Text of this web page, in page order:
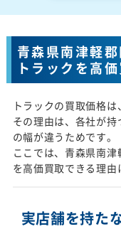
青森県南津軽
トラックを高
トラックの買取価格は
その理由は、各社が
の幅が違うためです。
ここでは、青森県南
を高価買取できる理由
実店舗を持た